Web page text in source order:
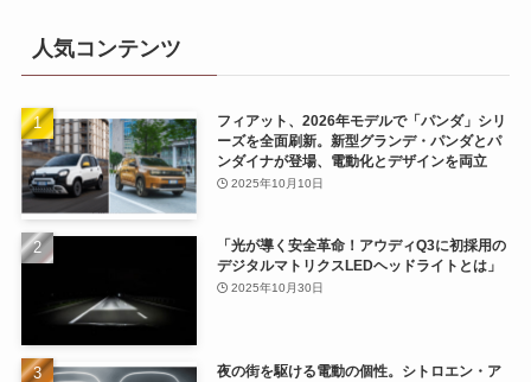
人気コンテンツ
フィアット、2026年モデルで「パンダ」シリ
ーズを全面刷新。新型グランデ・パンダとパ
ンダイナが登場、電動化とデザインを両立
2025年10月10日
「光が導く安全革命！アウディQ3に初採用の
デジタルマトリクスLEDヘッドライトとは」
2025年10月30日
夜の街を駆ける電動の個性。シトロエン・ア